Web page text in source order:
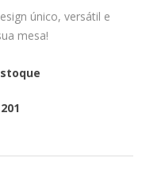
único, versátil e
mesa!